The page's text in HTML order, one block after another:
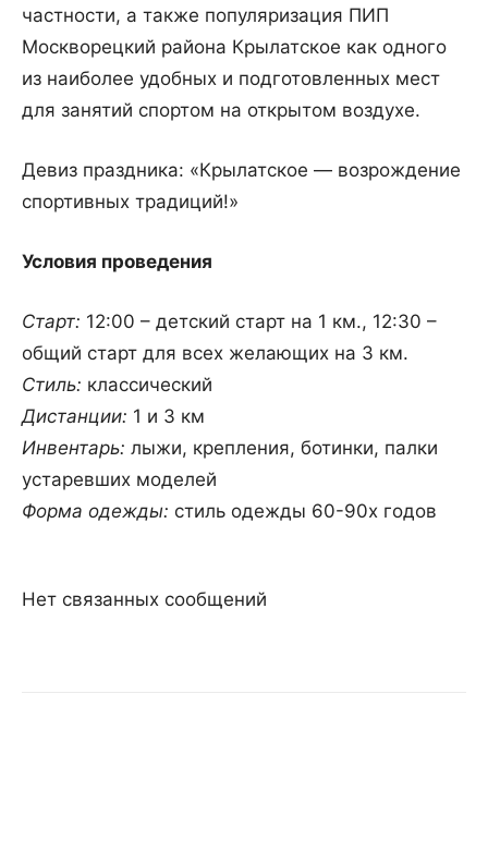
частности, а также популяризация ПИП
Москворецкий района Крылатское как одного
из наиболее удобных и подготовленных мест
для занятий спортом на открытом воздухе.
Девиз праздника: «Крылатское — возрождение
спортивных традиций!»
Условия проведения
Старт: 12:00 – детский старт на 1 км., 12:30 –
общий старт для всех желающих на 3 км.
Стиль: классический
Дистанции: 1 и 3 км
Инвентарь: лыжи, крепления, ботинки, палки
устаревших моделей
Форма одежды: стиль одежды 60-90х годов
Нет связанных сообщений